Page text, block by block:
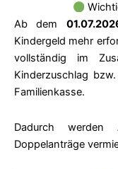
Ab dem
Kindergeld mehr
vollständig im
Kinderzuschlag
Familienkasse.
Dadurch werden
Doppelanträge